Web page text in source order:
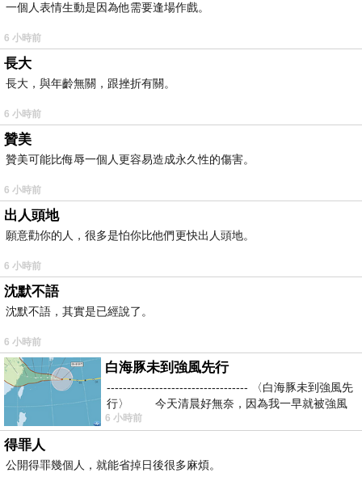
一個人表情生動是因為他需要逢場作戲。
6 小時前
長大
長大，與年齡無關，跟挫折有關。
6 小時前
贊美
贊美可能比侮辱一個人更容易造成永久性的傷害。
6 小時前
出人頭地
願意勸你的人，很多是怕你比他們更快出人頭地。
6 小時前
沈默不語
沈默不語，其實是已經說了。
6 小時前
白海豚未到強風先行
----------------------------------- 〈白海豚未到強風先
行〉 今天清晨好無奈，因為我一早就被強風
6 小時前
得罪人
公開得罪幾個人，就能省掉日後很多麻煩。